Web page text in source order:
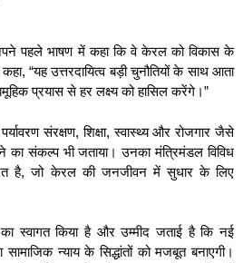
पहले भाषण में कहा कि वे केरल को विकास के
“यह उत्तरदायित्व बड़ी चुनौतियों के साथ आता
प्रयास से हर लक्ष्य को हासिल करेंगे।”
संरक्षण, शिक्षा, स्वास्थ्य और रोजगार जैसे
का संकल्प भी जताया। उनका मंत्रिमंडल विविध
है, जो केरल की जनजीवन में सुधार के लिए
स्वागत किया है और उम्मीद जताई है कि नई
न्याय के सिद्धांतों को मजबूत बनाएगी।